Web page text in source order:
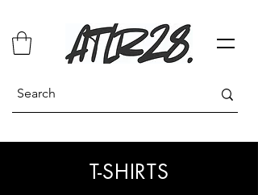
T-SHIRTS